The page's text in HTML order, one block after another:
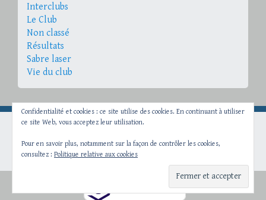
Interclubs
Le Club
Non classé
Résultats
Sabre laser
Vie du club
Thème Big Brother parWordPress.com.
Confidentialité et cookies : ce site utilise des cookies. En continuant à utiliser
ce site Web, vous acceptez leur utilisation.
Pour en savoir plus, notamment sur la façon de contrôler les cookies,
consultez : Politique relative aux cookies